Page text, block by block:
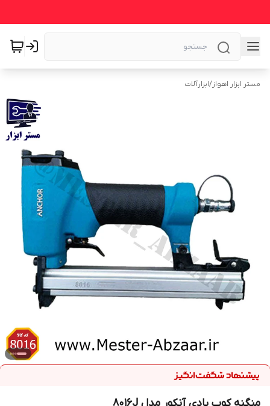
مستر ابزار اهواز/ابزارآلات